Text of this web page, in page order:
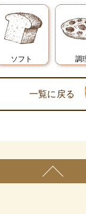
ソフト 調
一覧に戻る